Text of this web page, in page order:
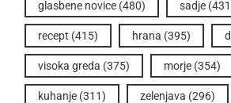
glasbene novice (480) sadje
recept (415) hrana (395)
visoka greda (375) morje (354)
kuhanje (311) zelenjava (296)